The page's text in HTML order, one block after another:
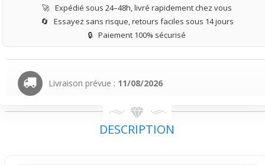
🚀 Expédié sous 24–48h, livré rapidement chez vous
🔄 Essayez sans risque, retours faciles sous 14 jours
🔒 Paiement 100% sécurisé
Livraison prévue : 11/08/2026
DESCRIPTION